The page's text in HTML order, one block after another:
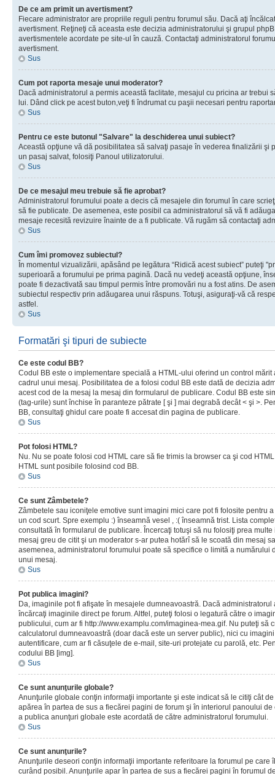
De ce am primit un avertisment?
Fiecare administrator are propriile reguli pentru forumul său. Dacă aţi
avertisment. Reţineţi că aceasta este decizia administratorului şi grupul
avertismentele acordate pe site-ul în cauză. Contactaţi administratorul
avertisment.
Sus
Cum pot raporta mesaje unui moderator?
Dacă administratorul a permis această faclitate, mesajul cu pricina ar trebui
lui. Dând click pe acest buton,veţi fi îndrumat cu paşii necesari pentru
Sus
Pentru ce este butonul "Salvare" la deschiderea unui subiect?
Această opţiune vă dă posibilitatea să salvaţi pasaje în vederea finalizării şi
un pasaj salvat, folosiţi Panoul utilizatorului.
Sus
De ce mesajul meu trebuie să fie aprobat?
Administratorul forumului poate a decis că mesajele din forumul în care
să fie publicate. De asemenea, este posibil ca administratorul să vă fi
mesaje recesită revizuire înainte de a fi publicate. Vă rugăm să contactaţi
Sus
Cum îmi promovez subiectul?
În momentul vizualizării, apăsând pe legătura “Ridică acest subiect” puteţi
superioară a forumului pe prima pagină. Dacă nu vedeţi această opţiune,
poate fi dezactivată sau timpul permis între promovări nu a fost atins. De
subiectul respectiv prin adăugarea unui răspuns. Totuşi, asiguraţi-vă că
astfel.
Sus
Formatări şi tipuri de subiecte
Ce este codul BB?
Codul BB este o implementare specială a HTML-ului oferind un control
cadrul unui mesaj. Posibilitatea de a folosi codul BB este dată de decizia
acest cod de la mesaj la mesaj din formularul de publicare. Codul BB este
(tag-urile) sunt închise în paranteze pătrate [ şi ] mai degrabă decât < şi >.
BB, consultaţi ghidul care poate fi accesat din pagina de publicare.
Sus
Pot folosi HTML?
Nu. Nu se poate folosi cod HTML care să fie trimis la browser ca şi cod
HTML sunt posibile folosind cod BB.
Sus
Ce sunt Zâmbetele?
Zâmbetele sau iconiţele emotive sunt imagini mici care pot fi folosite pentru
un cod scurt. Spre exemplu :) înseamnă vesel , :( înseamnă trist. Lista
consultată în formularul de publicare. Încercaţi totuşi să nu folosiţi prea
mesaj greu de citit şi un moderator s-ar putea hotărî să le scoată din mesaj
asemenea, administratorul forumului poate să specifice o limită a numărului
unui mesaj.
Sus
Pot publica imagini?
Da, imaginile pot fi afişate în mesajele dumneavoastră. Dacă
încărcaţi imaginile direct pe forum. Altfel, puteţi folosi o legatură către o
publicului, cum ar fi http://www.examplu.com/imaginea-mea.gif. Nu puteţi să
calculatorul dumneavoastră (doar dacă este un server public), nici cu
autentificare, cum ar fi căsuţele de e-mail, site-uri protejate cu parolă, etc.
codului BB [img].
Sus
Ce sunt anunţurile globale?
Anunţurile globale conţin informaţii importante şi este indicat să le citiţi cât
apărea în partea de sus a fiecărei pagini de forum şi în interiorul panoului
a publica anunţuri globale este acordată de către administratorul forumului.
Sus
Ce sunt anunţurile?
Anunţurile deseori conţin informaţii importante referitoare la forumul pe care
curând posibil. Anunţurile apar în partea de sus a fiecărei pagini în forumul